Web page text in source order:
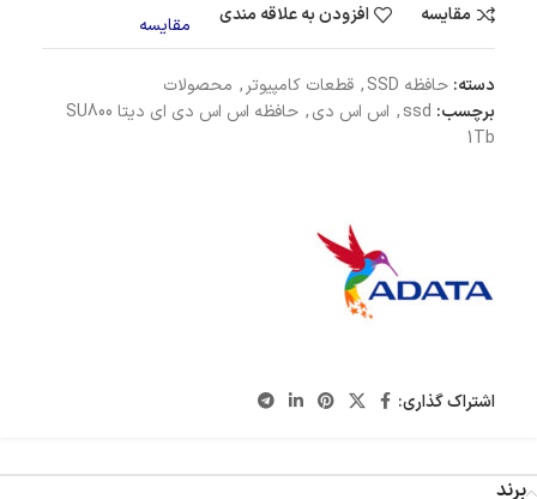
مقایسه افزودن به علاقه مندی مقایسه
دسته: حافظه SSD , قطعات کامپیوتر , محصولات
برچسب: ssd
, اس اس دی,
حافظه اس اس دی ای دیتا SU800
1Tb
اشتراک گذاری:
برند